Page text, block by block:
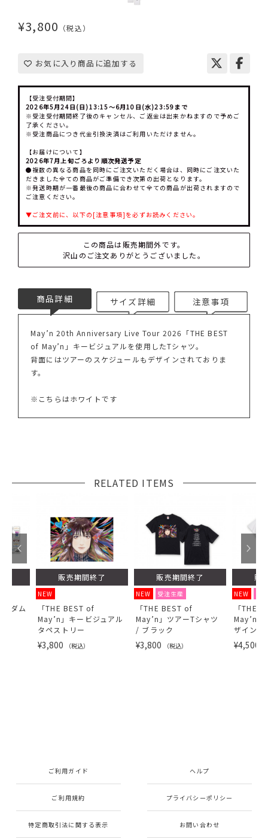
¥3,800 （税込）
お気に入り商品に追加する
【受注受付期間】
2026年5月24日(日)13:15～6月10日(水)23:59まで
※受注受付期間終了後のキャンセル、ご返金は出来かねますので予めご
了承ください。
※受注商品につき代金引換決済はご利用いただけません。
【お届けについて】
2026年7月上旬ごろより順次発送予定
●複数の異なる商品を同時にご注文いただく場合は、同時にご注文いた
だきました全ての商品がご準備でき次第の出荷となります。
※発送時期が一番最後の商品に合わせて全ての商品が出荷されますので
ご注意ください。
▼ご注文前に、以下の[注意事項]を必ずお読みください。
この商品は販売期間外です。
沢山のご注文ありがとうございました。
商品詳細 サイズ詳細 注意事項
May’n 20th Anniversary Live Tour 2026「THE BEST
of May’n」キービジュアルを使用したTシャツ。
背面にはツアーのスケジュールもデザインされておりま
す。
※こちらはホワイトです
RELATED ITEMS
ダム
販売期間終了
NEW
「THE BEST of
May’n」キービジュアル
タペストリー
¥3,800 （税込）
販売期間終了
NEW 受注生産
「THE BEST of
May’n」ツアーTシャツ
/ ブラック
¥3,800 （税込）
販
NEW
「THE
May’n」
ザインT
¥4,500
ご利用ガイド ヘルプ
ご利用規約 プライバシーポリシー
特定商取引法に関する表示 お問い合わせ